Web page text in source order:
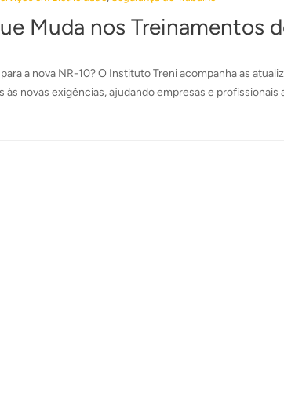
Muda nos Treinamentos
a nova NR-10? O Instituto Treni acompanha as
às novas exigências, ajudando empresas e profissionais